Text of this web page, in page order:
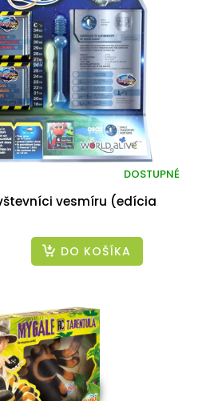
vesmíru (edícia
DOSTUPNÉ
DO KOŠÍKA